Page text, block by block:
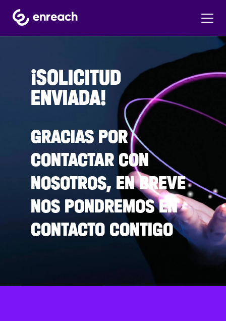
¡SOLICITUD
ENVIADA!
GRACIAS POR
CONTACTAR CON
NOSOTROS, EN BREVE
NOS PONDREMOS EN
CONTACTO CONTIGO